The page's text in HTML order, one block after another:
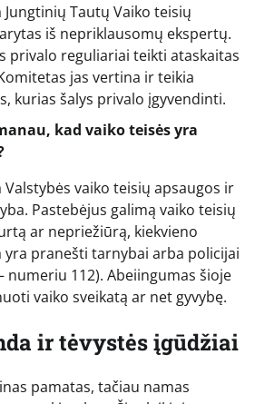
Jungtinių Tautų Vaiko teisių
iš nepriklausomų ekspertų.
privalo reguliariai teikti ataskaitas
jas vertina ir teikia
kurias šalys privalo įgyvendinti.
kad vaiko teisės yra
Valstybės vaiko teisių apsaugos ir
Pastebėjus galimą vaiko teisių
ar nepriežiūrą, kiekvieno
yra pranešti tarnybai arba policijai
numeriu 112). Abeiingumas šioje
vaiko sveikatą ar net gyvybę.
ir tėvystės įgūdžiai
pamatas, tačiau namas